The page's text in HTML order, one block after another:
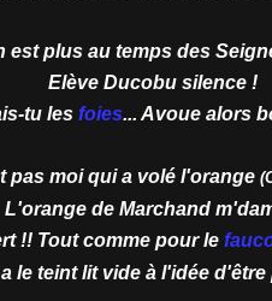
est plus au temps des
Elève Ducobu silence !
tu les foies... Avoue alors
pas moi qui a volé l'orange
L'orange de Marchand
!! Tout comme pour le
le teint lit vide à l'idée d'être